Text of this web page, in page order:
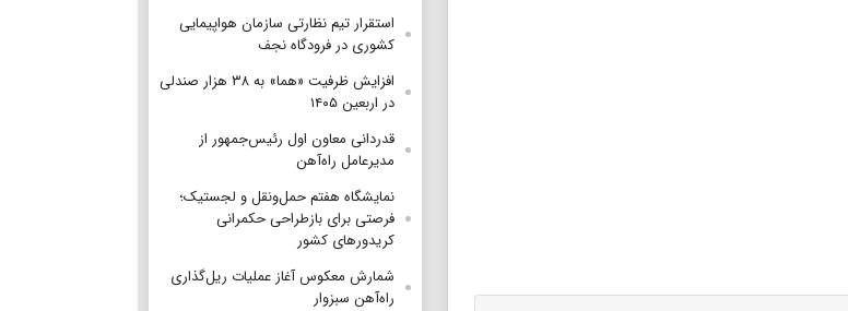
استقرار تیم‌ نظارتی سازمان هواپیمایی
کشوری در فرودگاه نجف
افزایش ظرفیت «هما» به ۳۸ هزار صندلی
در اربعین ۱۴۰۵
قدردانی معاون اول رئیس‌جمهور از
مدیرعامل راه‌آهن
نمایشگاه هفتم حمل‌ونقل و لجستیک؛
فرصتی برای بازطراحی حکمرانی
کریدورهای کشور
شمارش معکوس آغاز عملیات ریل‌گذاری
راه‌آهن سبزوار